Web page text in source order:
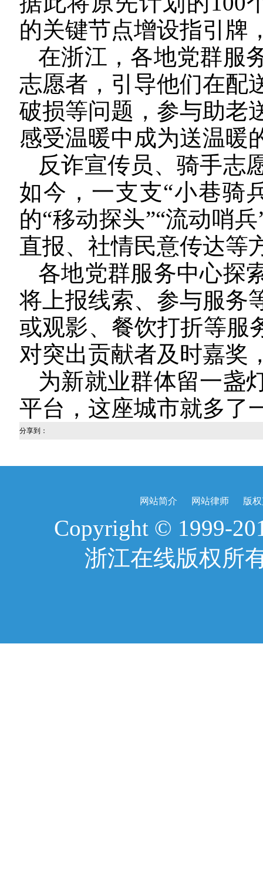
的关键节点增设指引牌
在浙江，各地党群服
志愿者，引导他们在配
破损等问题，参与助老
感受温暖中成为送温暖
反诈宣传员、骑手
如今，一支支“小巷骑
的“移动探头”“流动哨
直报、社情民意传达等
各地党群服务中心探
将上报线索、参与服务
或观影、餐饮打折等服
对突出贡献者及时嘉奖
为新就业群体留一盏
平台，这座城市就多了
分享到：
网站简介 网站律师 版
Copyright © 1999-
浙江在线版权所